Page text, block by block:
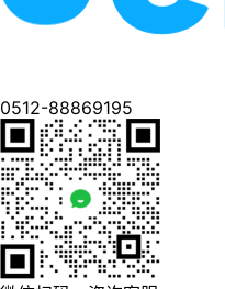
0512-88869195